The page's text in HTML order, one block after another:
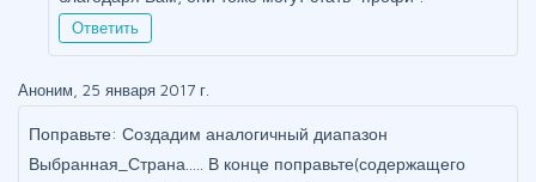
Ответить
Аноним, 25 января 2017 г.
Поправьте: Создадим аналогичный диапазон
Выбранная_Страна..... В конце поправьте(содержащего